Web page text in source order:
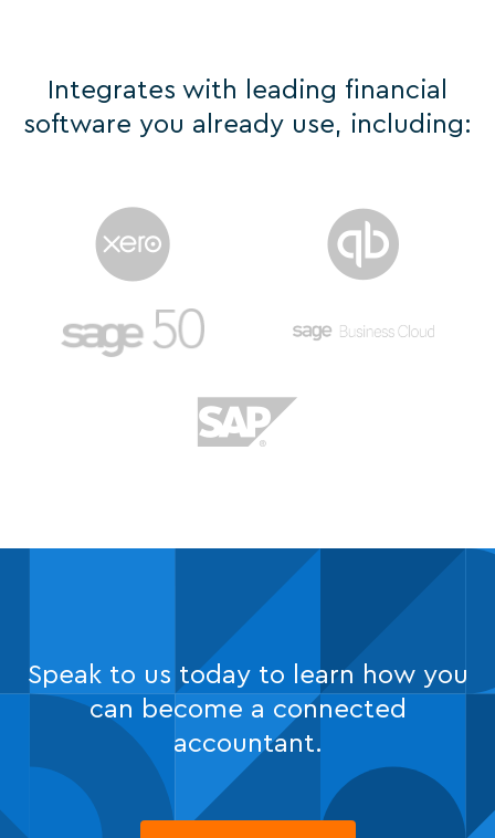
Integrates with leading financial
software you already use, including:
Speak to us today to learn how you
can become a connected
accountant.